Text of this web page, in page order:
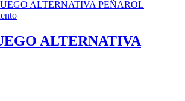
ALTERNATIVA